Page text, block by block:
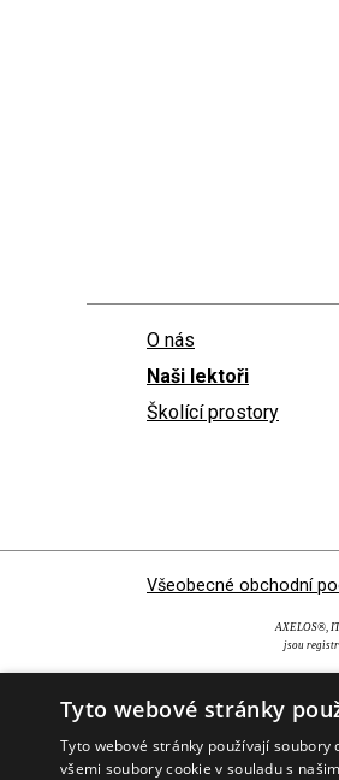
O nás
Naši lektoři
Školící prostory
Všeobecné obchodní
AXELOS®,
jsou
Tyto webové stránky
Tyto webové stránky používají soubory
všemi soubory cookie v souladu s